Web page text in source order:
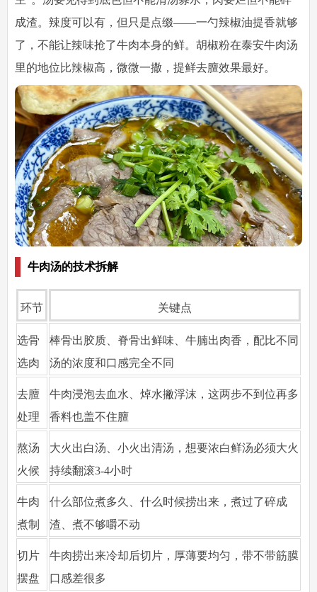
成渣。辣度可以有，但只是点缀——一勺辣椒油提香就够
了，不能让辣味抢了牛肉本身的鲜。胡椒粉在泰安牛肉汤
里的地位比辣椒高，微微一撒，提鲜去膻效果最好。
牛肉汤的技术拆解
环节 关键点
选骨
选肉
棒骨出胶质、脊骨出鲜味、牛腩出肉香，配比不同
汤的浓度和口感完全不同
去膻
处理
牛肉浸泡去血水、焯水撇浮沫，这两步不到位再多
香料也盖不住膻
熬汤
火候
大火出白汤、小火出清汤，想要浓白鲜汤必须大火
持续翻滚3-4小时
牛肉
煮制
什么部位煮多久、什么时候捞出来，煮过了碎成
渣、煮不够嚼不动
切片
摆盘
牛肉捞出来冷却后切片，厚薄要均匀，带不带筋膜
口感差很多